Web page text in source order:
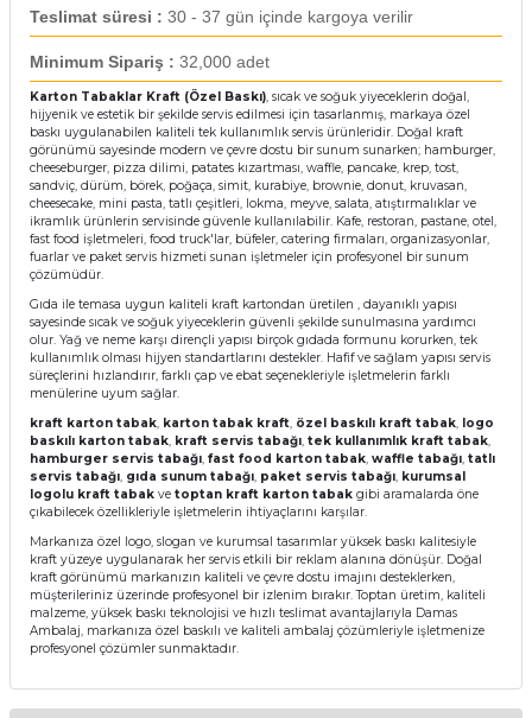
Kutuları
Teslimat süresi : 30 - 37 gün içinde kargoya verilir
Minimum Sipariş : 32,000 adet
Karton Tabaklar Kraft (Özel Baskı), sıcak ve soğuk yiyeceklerin doğal,
hijyenik ve estetik bir şekilde servis edilmesi için tasarlanmış, markaya özel
baskı uygulanabilen kaliteli tek kullanımlık servis ürünleridir. Doğal kraft
görünümü sayesinde modern ve çevre dostu bir sunum sunarken; hamburger,
cheeseburger, pizza dilimi, patates kızartması, waffle, pancake, krep, tost,
sandviç, dürüm, börek, poğaça, simit, kurabiye, brownie, donut, kruvasan,
cheesecake, mini pasta, tatlı çeşitleri, lokma, meyve, salata, atıştırmalıklar ve
ikramlık ürünlerin servisinde güvenle kullanılabilir. Kafe, restoran, pastane, otel,
fast food işletmeleri, food truck'lar, büfeler, catering firmaları, organizasyonlar,
fuarlar ve paket servis hizmeti sunan işletmeler için profesyonel bir sunum
çözümüdür.
Gıda ile temasa uygun kaliteli kraft kartondan üretilen , dayanıklı yapısı
sayesinde sıcak ve soğuk yiyeceklerin güvenli şekilde sunulmasına yardımcı
olur. Yağ ve neme karşı dirençli yapısı birçok gıdada formunu korurken, tek
kullanımlık olması hijyen standartlarını destekler. Hafif ve sağlam yapısı servis
süreçlerini hızlandırır, farklı çap ve ebat seçenekleriyle işletmelerin farklı
menülerine uyum sağlar.
kraft karton tabak, karton tabak kraft, özel baskılı kraft tabak, logo
baskılı karton tabak, kraft servis tabağı, tek kullanımlık kraft tabak,
hamburger servis tabağı, fast food karton tabak, waffle tabağı, tatlı
servis tabağı, gıda sunum tabağı, paket servis tabağı, kurumsal
logolu kraft tabak ve toptan kraft karton tabak gibi aramalarda öne
çıkabilecek özellikleriyle işletmelerin ihtiyaçlarını karşılar.
Markanıza özel logo, slogan ve kurumsal tasarımlar yüksek baskı kalitesiyle
kraft yüzeye uygulanarak her servis etkili bir reklam alanına dönüşür. Doğal
kraft görünümü markanızın kaliteli ve çevre dostu imajını desteklerken,
müşterileriniz üzerinde profesyonel bir izlenim bırakır. Toptan üretim, kaliteli
malzeme, yüksek baskı teknolojisi ve hızlı teslimat avantajlarıyla Damas
Ambalaj, markanıza özel baskılı ve kaliteli ambalaj çözümleriyle işletmenize
profesyonel çözümler sunmaktadır.